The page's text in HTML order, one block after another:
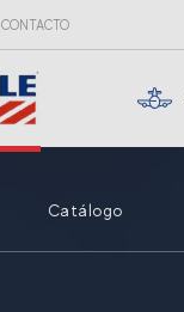
CONTACTO
Catálogo